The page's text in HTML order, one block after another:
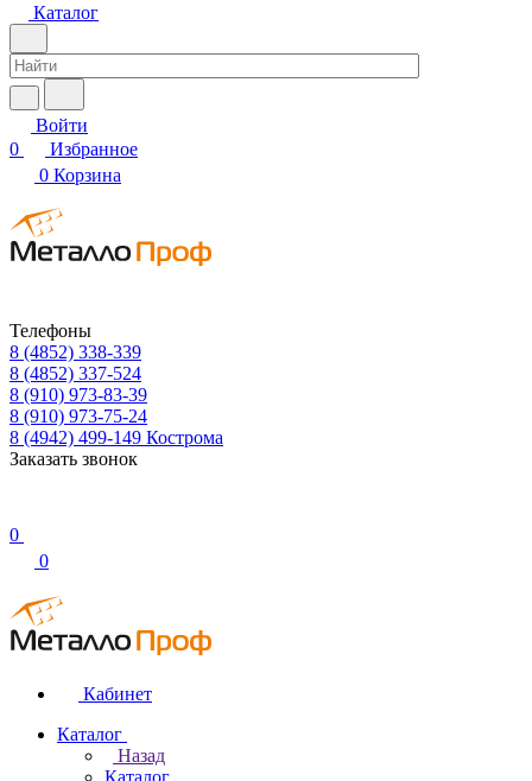
Каталог
Войти
0
Избранное
0 Корзина
Телефоны
8 (4852) 338-339
8 (4852) 337-524
8 (910) 973-83-39
8 (910) 973-75-24
8 (4942) 499-149 Кострома
Заказать звонок
0
0
Кабинет
Каталог
Назад
Каталог